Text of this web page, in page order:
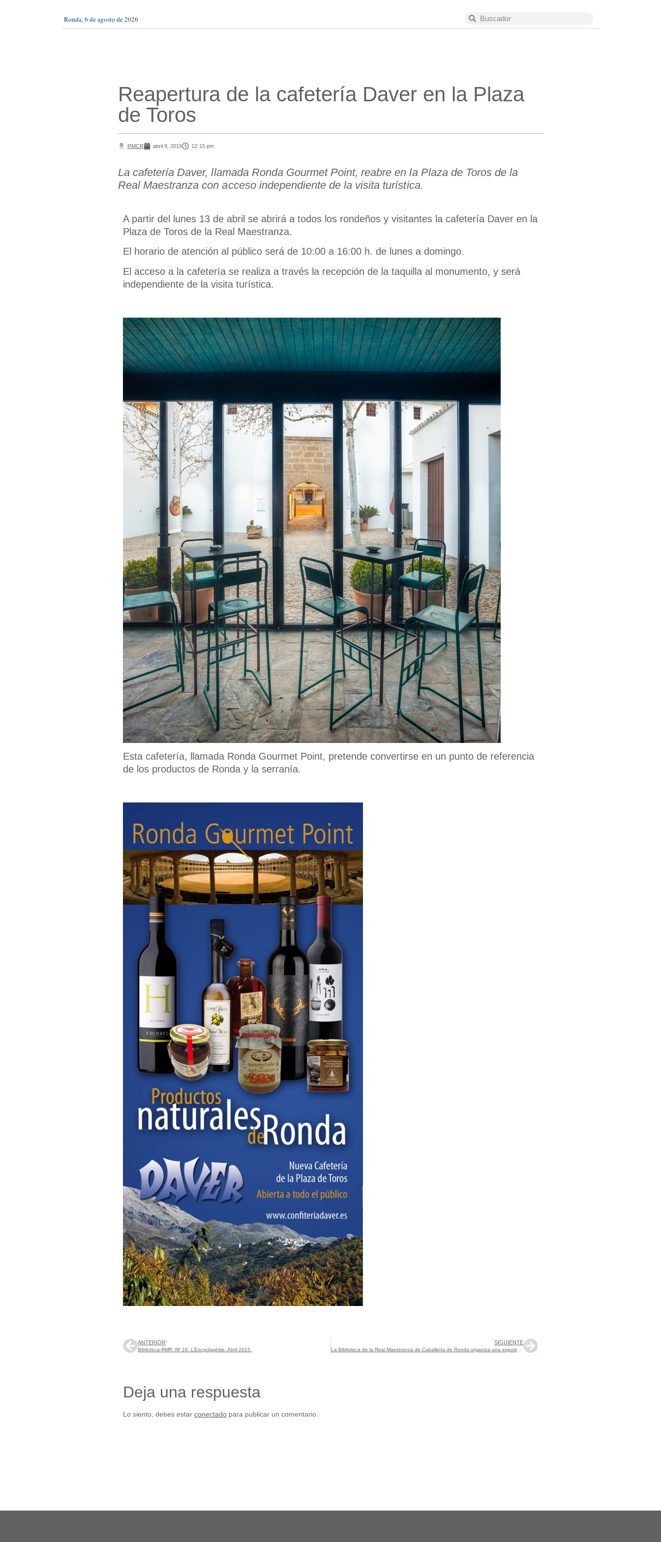
Ronda, 6 de agosto de 2026
Reapertura de la cafetería Daver en la Plaza
de Toros
RMCR abril 9, 2015 12:15 pm
La cafetería Daver, llamada Ronda Gourmet Point, reabre en la Plaza de Toros de la
Real Maestranza con acceso independiente de la visita turística.
A partir del lunes 13 de abril se abrirá a todos los rondeños y visitantes la cafetería Daver en la
Plaza de Toros de la Real Maestranza.
El horario de atención al público será de 10:00 a 16:00 h. de lunes a domingo.
El acceso a la cafetería se realiza a través la recepción de la taquilla al monumento, y será
independiente de la visita turística.
Esta cafetería, llamada Ronda Gourmet Point, pretende convertirse en un punto de referencia
de los productos de Ronda y la serranía.
ANTERIOR
Biblioteca-RMR: Nº 16. L’Encyclopédie. Abril 2015.
SIGUIENTE
La Biblioteca de la Real Maestranza de Caballería de Ronda organiza una exposición conmemorativa del Día del Libro
Deja una respuesta
Lo siento, debes estar conectado para publicar un comentario.